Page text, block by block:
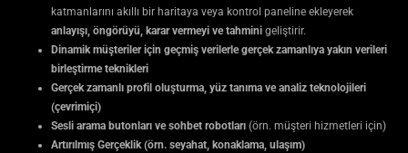
katmanlarını akıllı bir haritaya veya kontrol paneline ekleyerek
anlayışı, öngörüyü, karar vermeyi ve tahmini geliştirir.
Dinamik müşteriler için geçmiş verilerle gerçek zamanlıya yakın verileri
birleştirme teknikleri
Gerçek zamanlı profil oluşturma, yüz tanıma ve analiz teknolojileri
(çevrimiçi)
Sesli arama butonları ve sohbet robotları (örn. müşteri hizmetleri için)
Artırılmış Gerçeklik (örn. seyahat, konaklama, ulaşım)